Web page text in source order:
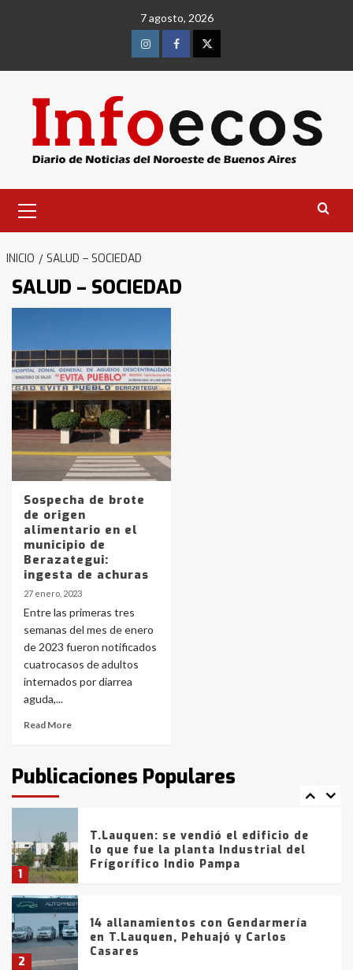
7 agosto, 2026
InstagramFacebookTwitter
primario
INICIO SALUD – SOCIEDAD
SALUD – SOCIEDAD
Sospecha de brote
de origen
alimentario en el
municipio de
Berazategui:
ingesta de achuras
27 enero, 2023
Entre las primeras tres
semanas del mes de enero
de 2023 fueron notificados
cuatrocasos de adultos
internados por diarrea
aguda,...
Read More
Publicaciones Populares
3
Identidad de los adolescentes
pampeanos que fueron
protagonistas del fatal accidente
en la mañana del lunes
4
Accidente en Ruta 5: falleció un
joven de Trenque Lauquen
5
Los precios de los combustibles en
6
La Bolsa de Cereales de Bahía
Blanca anticipa que Agosto vendrá
con lluvias y heladas, en gran parte
fueron detenidos por
comercialización de drogas en la
tarde del sábado
1
T.Lauquen: se vendió el edificio de
lo que fue la planta Industrial del
Frígorífico Indio Pampa
2
14 allanamientos con Gendarmería
en T.Lauquen, Pehuajó y Carlos
Casares